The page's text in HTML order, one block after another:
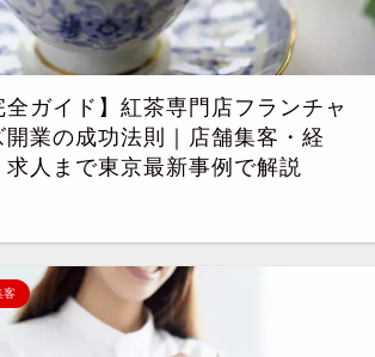
全ガイド】紅茶専門店フランチャ
開業の成功法則｜店舗集客・経
求人まで東京最新事例で解説
客